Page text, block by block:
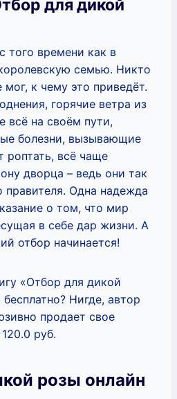
для дикой
того времени как в
семью. Никто
мог, к чему это приведёт.
горячие ветра из
всё на своём пути,
болезни, вызывающие
всё чаще
дворца – ведь они так
правителя. Одна надежда
о том, что мир
в себе дар жизни. А
отбор начинается!
«Отбор для дикой
Нигде, автор
продает свое
руб.
розы онлайн